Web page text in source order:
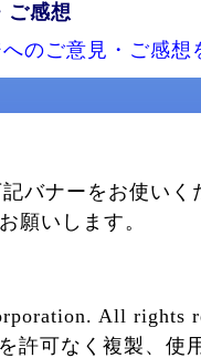
ご感想
のご意見・ご感想
バナーをお使いく
願いします。
All rights
許可なく複製、使